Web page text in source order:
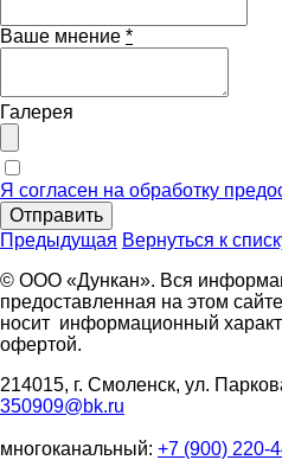
Ваше мнение *
Галерея
Я согласен на обработку
Отправить
Предыдущая Вернуться к
© ООО «Дункан». Вся
предоставленная на этом
носит информационный
офертой.
214015, г. Смоленск, ул.
350909@bk.ru
многоканальный: +7 (900) 220-